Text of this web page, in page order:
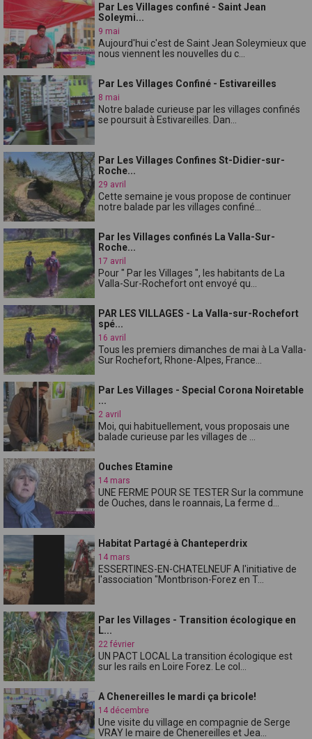
Par Les Villages confiné - Saint Jean
Soleymi...
9 mai
Aujourd'hui c'est de Saint Jean Soleymieux que
nous viennent les nouvelles du c...
Par Les Villages Confiné - Estivareilles
8 mai
Notre balade curieuse par les villages confinés
se poursuit à Estivareilles. Dan...
Par Les Villages Confines St-Didier-sur-
Roche...
29 avril
Cette semaine je vous propose de continuer
notre balade par les villages confiné...
Par les Villages confinés La Valla-Sur-
Roche...
17 avril
Pour " Par les Villages ", les habitants de La
Valla-Sur-Rochefort ont envoyé qu...
PAR LES VILLAGES - La Valla-sur-Rochefort
spé...
16 avril
Tous les premiers dimanches de mai à La Valla-
Sur Rochefort, Rhone-Alpes, France...
Par Les Villages - Special Corona Noiretable
...
2 avril
Moi, qui habituellement, vous proposais une
balade curieuse par les villages de ...
Ouches Etamine
14 mars
UNE FERME POUR SE TESTER Sur la commune
de Ouches, dans le roannais, La ferme d...
Habitat Partagé à Chanteperdrix
14 mars
ESSERTINES-EN-CHATELNEUF A l'initiative de
l'association "Montbrison-Forez en T...
Par les Villages - Transition écologique en
L...
22 février
UN PACT LOCAL La transition écologique est
sur les rails en Loire Forez. Le col...
A Chenereilles le mardi ça bricole!
14 décembre
Une visite du village en compagnie de Serge
VRAY le maire de Chenereilles et Jea...